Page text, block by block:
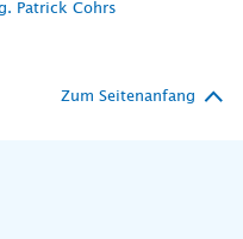
Patrick Cohrs
Zum Seitenanfang